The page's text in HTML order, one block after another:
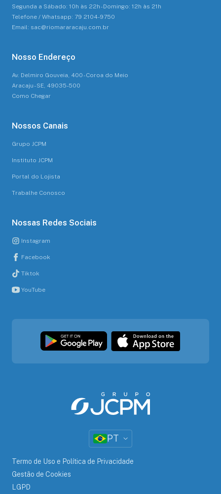
Segunda a Sábado: 10h às 22h - Domingo: 12h às 21h
Telefone / Whatsapp: 79 2104-9750
Email: sac@riomararacaju.com.br
Nosso Endereço
Av. Delmiro Gouveia, 400 - Coroa do Meio
Aracaju - SE, 49035-500
Como Chegar
Nossos Canais
Grupo JCPM
Instituto JCPM
Portal do Lojista
Trabalhe Conosco
Nossas Redes Sociais
Instagram
Facebook
Tiktok
YouTube
PT
Termo de Uso e Política de Privacidade
Gestão de Cookies
LGPD